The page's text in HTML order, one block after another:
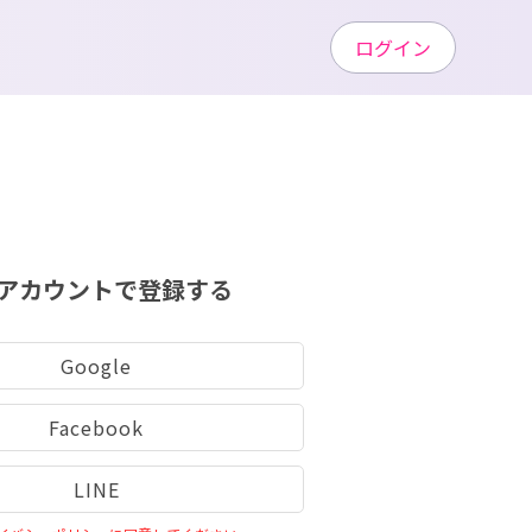
カウントで登録する
Google
Facebook
LINE
ログイン